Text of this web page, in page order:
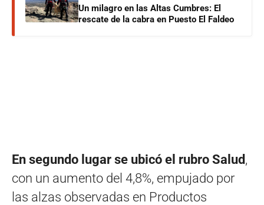
Un milagro en las Altas Cumbres: El
rescate de la cabra en Puesto El Faldeo
En segundo lugar se ubicó el rubro Salud ,
con un aumento del 4,8%, empujado por
las alzas observadas en Productos